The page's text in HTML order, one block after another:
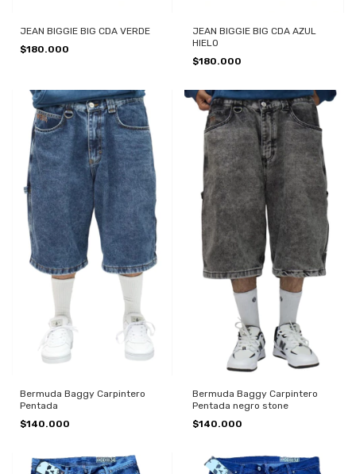
JEAN BIGGIE BIG CDA VERDE
$180.000
JEAN BIGGIE BIG CDA AZUL
HIELO
$180.000
Bermuda Baggy Carpintero
Pentada
$140.000
Bermuda Baggy Carpintero
Pentada negro stone
$140.000